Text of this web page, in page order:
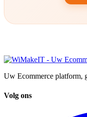
Uw Ecommerce platform,
Volg ons